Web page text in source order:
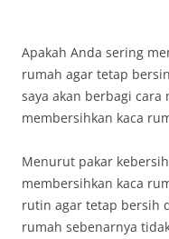
Apakah Anda sering
rumah agar tetap
saya akan berbagi
membersihkan kaca
Menurut pakar
membersihkan kaca
rutin agar tetap bersih
rumah sebenarnya